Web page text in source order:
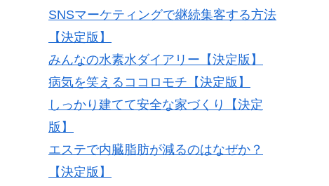
SNSマーケティングで継続集客する方法
【決定版】
みんなの水素水ダイアリー【決定版】
病気を笑えるココロモチ【決定版】
しっかり建てて安全な家づくり【決定
版】
エステで内臓脂肪が減るのはなぜか？
【決定版】